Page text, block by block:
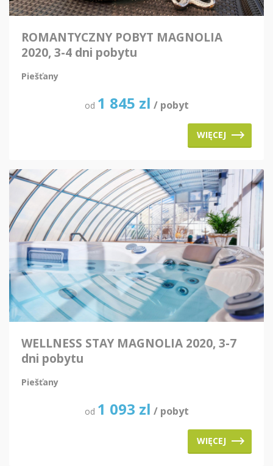
ROMANTYCZNY POBYT MAGNOLIA
2020, 3-4 dni pobytu
Piešťany
od 1 845 zl / pobyt
WIĘCEJ
WELLNESS STAY MAGNOLIA 2020, 3-7
dni pobytu
Piešťany
od 1 093 zl / pobyt
WIĘCEJ